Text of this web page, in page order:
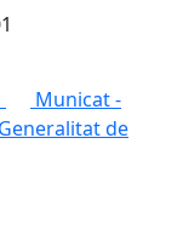
Municat -
de